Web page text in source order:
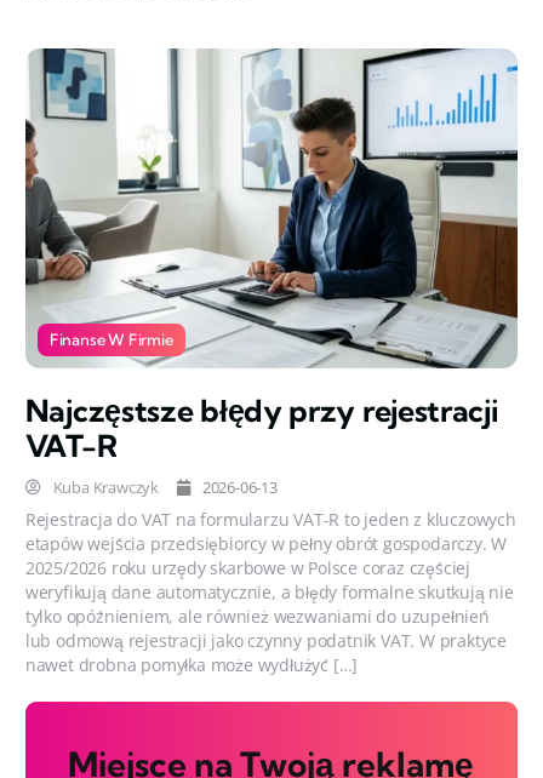
Finanse W Firmie
Najczęstsze błędy przy rejestracji
VAT-R
Kuba Krawczyk 2026-06-13
Rejestracja do VAT na formularzu VAT-R to jeden z kluczowych
etapów wejścia przedsiębiorcy w pełny obrót gospodarczy. W
2025/2026 roku urzędy skarbowe w Polsce coraz częściej
weryfikują dane automatycznie, a błędy formalne skutkują nie
tylko opóźnieniem, ale również wezwaniami do uzupełnień
lub odmową rejestracji jako czynny podatnik VAT. W praktyce
nawet drobna pomyłka może wydłużyć […]
Miejsce na Twoją reklamę